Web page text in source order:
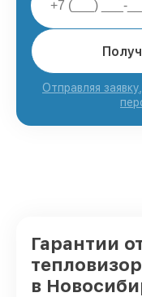
Отправляя
Гарантии
в